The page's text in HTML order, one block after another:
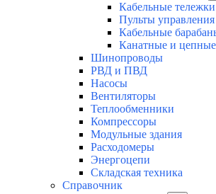
Кабельные тележки
Пульты управления
Кабельные
Канатные и цепные
Шинопроводы
РВД и ПВД
Насосы
Вентиляторы
Теплообменники
Компрессоры
Модульные здания
Расходомеры
Энергоцепи
Складская техника
Справочник